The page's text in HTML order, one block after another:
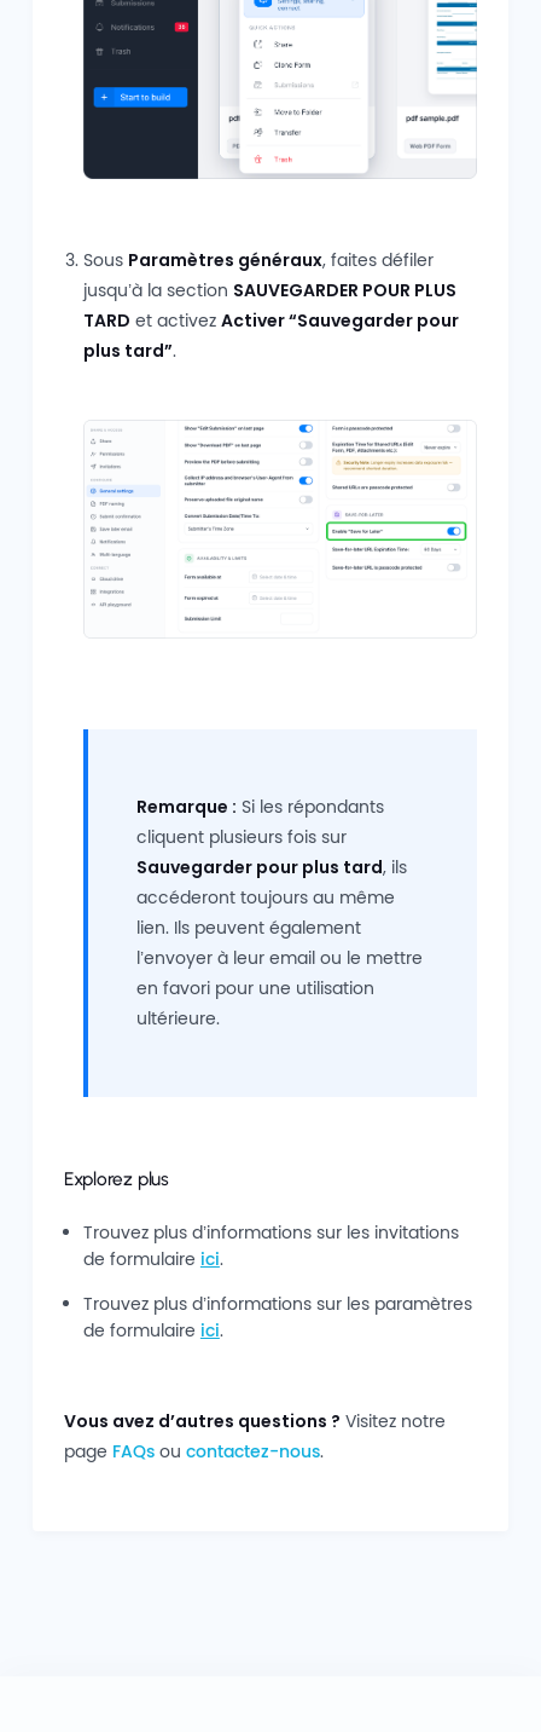
Sous Paramètres généraux, faites défiler
jusqu’à la section SAUVEGARDER POUR PLUS
TARD et activez Activer “Sauvegarder pour
plus tard”.
Remarque : Si les répondants
cliquent plusieurs fois sur
Sauvegarder pour plus tard, ils
accéderont toujours au même
lien. Ils peuvent également
l’envoyer à leur email ou le mettre
en favori pour une utilisation
ultérieure.
Explorez plus
Trouvez plus d’informations sur les invitations
de formulaire ici.
Trouvez plus d’informations sur les paramètres
de formulaire ici.
Vous avez d’autres questions ? Visitez notre
page FAQsou contactez-nous.